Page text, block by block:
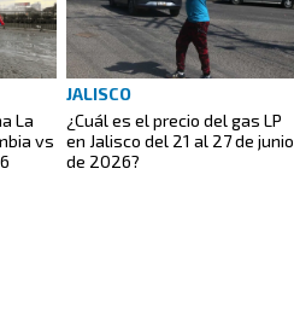
La
vs
JALISCO
¿Cuál es el precio del gas LP
en Jalisco del 21 al 27 de junio
de 2026?